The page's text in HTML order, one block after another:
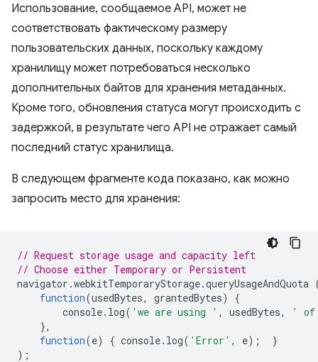
Использование, сообщаемое API, может не
соответствовать фактическому размеру
пользовательских данных, поскольку каждому
хранилищу может потребоваться несколько
дополнительных байтов для хранения метаданных.
Кроме того, обновления статуса могут происходить с
задержкой, в результате чего API не отражает самый
последний статус хранилища.
В следующем фрагменте кода показано, как можно
запросить место для хранения:
// Request storage usage and capacity left
// Choose either Temporary or Persistent
navigator .webkitTemporaryStorage.queryUsageAndQuota
function(usedBytes, grantedBytes)
{
console. log( 'we are using ' , usedBytes,
'
},
function(e) { console. log( 'Error' , e);
}
);